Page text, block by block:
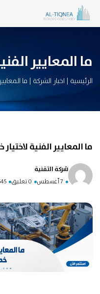
ما المعايير
الرئيسية | اخبار الشركة | ما
ما المعايير الفنية لاختيار
شركة التقنية
7 أغسطس 0 تعليق 545